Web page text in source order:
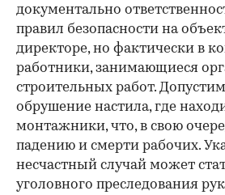
документально
правил безопасности на
директоре, но фактически в
работники, занимающиеся
строительных работ.
обрушение настила, где
монтажники, что, в свою
падению и смерти рабочих.
несчастный случай может
уголовного преследования